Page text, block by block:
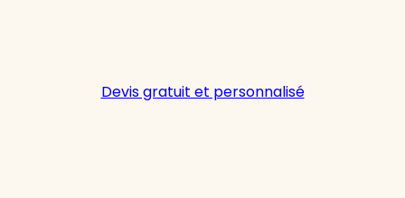
Devis gratuit et personnalisé